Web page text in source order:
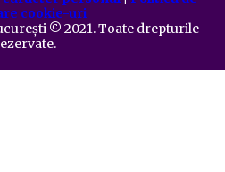
cookie-uri
©️ 2021. Toate drepturile